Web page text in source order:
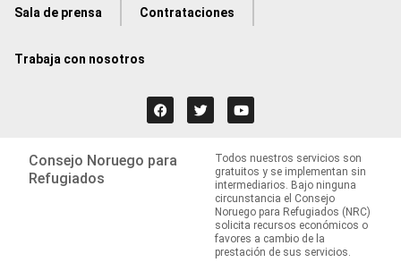
Sala de prensa Contrataciones
Trabaja con nosotros
Consejo Noruego para
Refugiados
Todos nuestros servicios son
gratuitos y se implementan sin
intermediarios. Bajo ninguna
circunstancia el Consejo
Noruego para Refugiados (NRC)
solicita recursos económicos o
favores a cambio de la
prestación de sus servicios.